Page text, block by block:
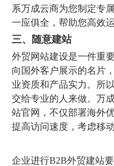
系万成云商为您制定专
一应俱全，帮助您高效
三、随意建站
外贸网站建设是一件重
向国外客户展示的名片
业资质和产品实力。所
交给专业的人来做。万
站官网，不仅部署海外
提高访问速度，考虑移动
企业进行B2B外贸建站